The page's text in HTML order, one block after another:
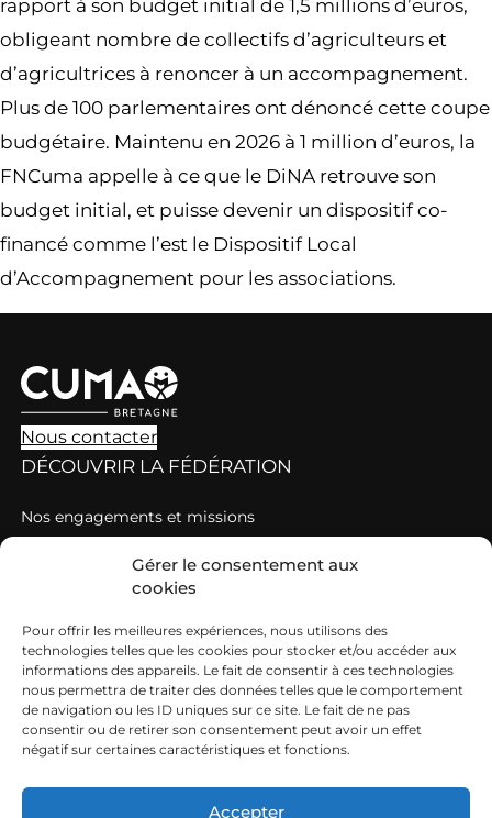
Gérer le consentement aux
cookies
Pour offrir les meilleures expériences, nous utilisons des
technologies telles que les cookies pour stocker et/ou accéder aux
informations des appareils. Le fait de consentir à ces technologies
nous permettra de traiter des données telles que le comportement
de navigation ou les ID uniques sur ce site. Le fait de ne pas
consentir ou de retirer son consentement peut avoir un effet
négatif sur certaines caractéristiques et fonctions.
Accepter
rapport à son budget initial de 1,5 millions d’euros,
obligeant nombre de collectifs d’agriculteurs et
d’agricultrices à renoncer à un accompagnement.
Plus de 100 parlementaires ont dénoncé cette coupe
budgétaire. Maintenu en 2026 à 1 million d’euros, la
FNCuma appelle à ce que le DiNA retrouve son
budget initial, et puisse devenir un dispositif co-
financé comme l’est le Dispositif Local
d’Accompagnement pour les associations.
Nous contacter
DÉCOUVRIR LA FÉDÉRATION
Nos engagements et missions
Les chiffres clés des Cuma en Bretagne
DÉCOUVRIR LES CUMA
Comment rejoindre une Cuma ?
Les règles de fonctionnement d’une Cuma
CUMA ET EMPLOI
Des emplois très diversifiés dans les Cuma